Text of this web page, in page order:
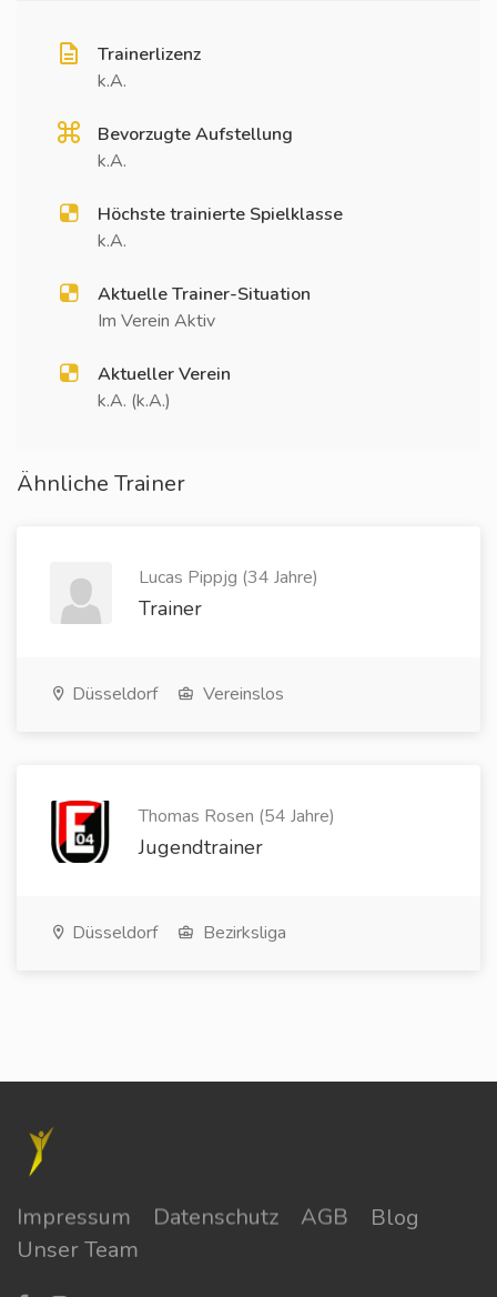
Trainerlizenz
k.A.
Bevorzugte Aufstellung
k.A.
Höchste trainierte Spielklasse
k.A.
Aktuelle Trainer-Situation
Im Verein Aktiv
Aktueller Verein
k.A. (k.A.)
Ähnliche Trainer
Lucas Pippjg (34 Jahre)
Trainer
Düsseldorf Vereinslos
Thomas Rosen (54 Jahre)
Jugendtrainer
Düsseldorf Bezirksliga
Impressum Datenschutz AGB
Blog
Unser Team